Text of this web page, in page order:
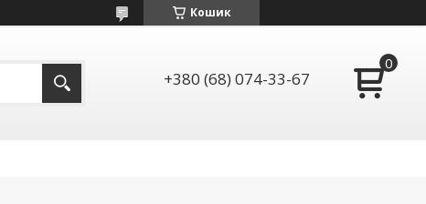
Кошик
+380 (68) 074-33-67